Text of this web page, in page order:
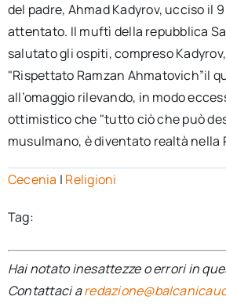
del padre, Ahmad Kadyrov, ucciso il
attentato. Il muftì della repubblica
salutato gli ospiti, compreso
"Rispettato Ramzan Ahmatovich”il
all’omaggio rilevando, in modo
ottimistico che "tutto ciò che può
musulmano, è diventato realtà nella
Cecenia | Religioni
Tag:
Hai notato inesattezze o errori in
Contattaci a